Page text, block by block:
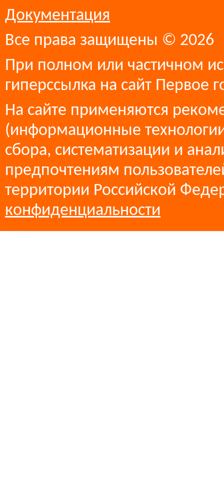
Документация
Все права защищены © 2026
При полном или частичном
гиперссылка на сайт Первое
На сайте применяются
(информационные
сбора, систематизации и
предпочтениям
территории Российской
конфиденциальности